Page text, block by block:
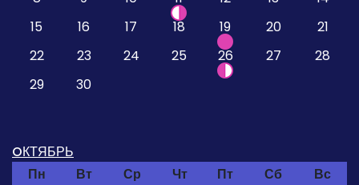
15
16 17 18 19 20
21
22
23 24 25 26 27
28
29
30
OКТЯБРЬ
Пн
Вт Ср Чт Пт Сб
Вс